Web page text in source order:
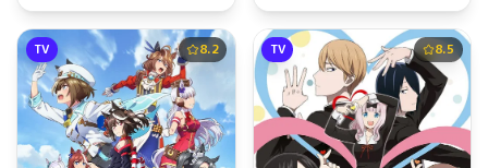
8.2
TV 8.5
TV